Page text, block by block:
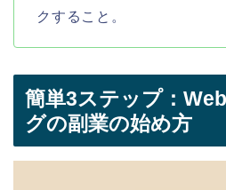
クすること。
簡単3ステップ：
グの副業の始め方